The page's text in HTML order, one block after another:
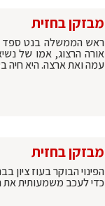
מבזקן בחזית
ראש הממשלה בנט ספד
אורה הרצוג, אמו של
עמה ואת ארצה. היא חיה
מבזקן בחזית
כדי לעכב משמעותית את